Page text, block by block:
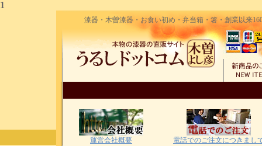
1
漆器・木曽漆器・お食い初め・弁当箱・箸・創業以来
運営会社概要 電話でのご注文につきまし